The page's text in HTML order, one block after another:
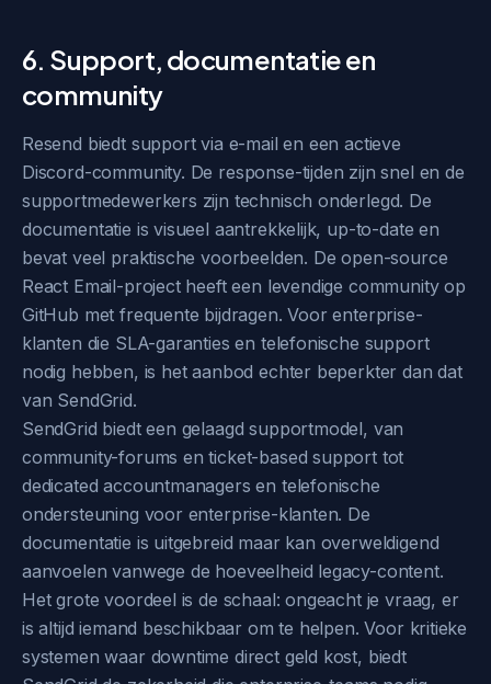
6. Support, documentatie en
community
Resend biedt support via e-mail en een actieve
Discord-community. De response-tijden zijn snel en de
supportmedewerkers zijn technisch onderlegd. De
documentatie is visueel aantrekkelijk, up-to-date en
bevat veel praktische voorbeelden. De open-source
React Email-project heeft een levendige community op
GitHub met frequente bijdragen. Voor enterprise-
klanten die SLA-garanties en telefonische support
nodig hebben, is het aanbod echter beperkter dan dat
van SendGrid.
SendGrid biedt een gelaagd supportmodel, van
community-forums en ticket-based support tot
dedicated accountmanagers en telefonische
ondersteuning voor enterprise-klanten. De
documentatie is uitgebreid maar kan overweldigend
aanvoelen vanwege de hoeveelheid legacy-content.
Het grote voordeel is de schaal: ongeacht je vraag, er
is altijd iemand beschikbaar om te helpen. Voor kritieke
systemen waar downtime direct geld kost, biedt